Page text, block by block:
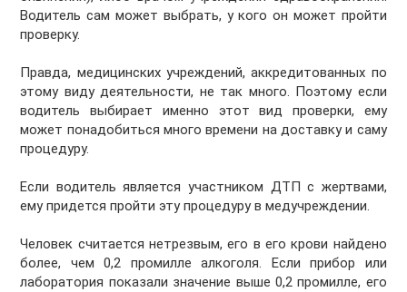
Водитель сам может выбрать, у кого он может пройти
проверку.
Правда, медицинских учреждений, аккредитованных по
этому виду деятельности, не так много. Поэтому если
водитель выбирает именно этот вид проверки, ему
может понадобиться много времени на доставку и саму
процедуру.
Если водитель является участником ДТП с жертвами,
ему придется пройти эту процедуру в медучреждении.
Человек считается нетрезвым, его в его крови найдено
более, чем 0,2 промилле алкоголя. Если прибор или
лаборатория показали значение выше 0,2 промилле, его